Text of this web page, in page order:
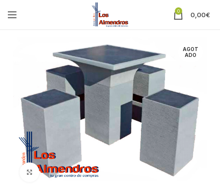
0 0,00€
AGOT
ADO
Clic para ampliar